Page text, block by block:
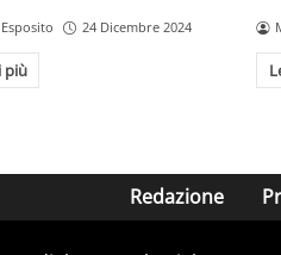
24 Dicembre 2024
più
Redazione